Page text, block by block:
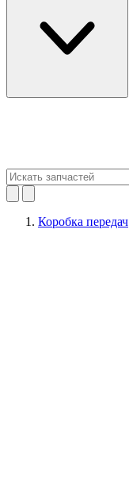
Коробка передач